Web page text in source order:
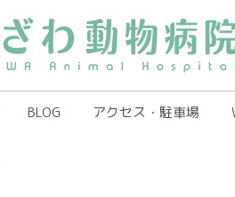
BLOG アクセス・駐車場